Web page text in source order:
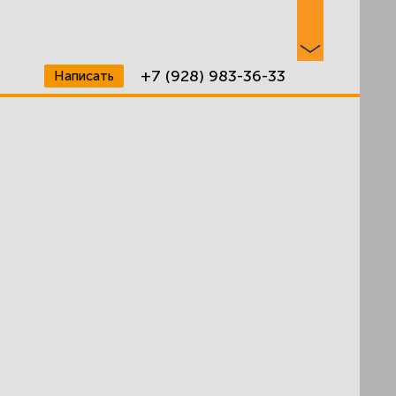
+7 (928) 983-36-33
Написать